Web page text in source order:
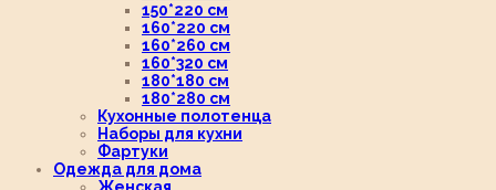
150*220 см
160*220 см
160*260 см
160*320 см
180*180 см
180*280 см
Кухонные полотенца
Наборы для кухни
Фартуки
Одежда для дома
Женская